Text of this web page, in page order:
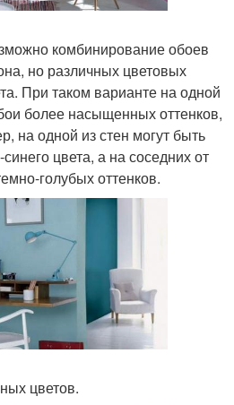
комбинирование обоев
но различных цветовых
При таком варианте на одной
более насыщенных оттенков,
на одной из стен могут быть
цвета, а на соседних от
голубых оттенков.
цветов.